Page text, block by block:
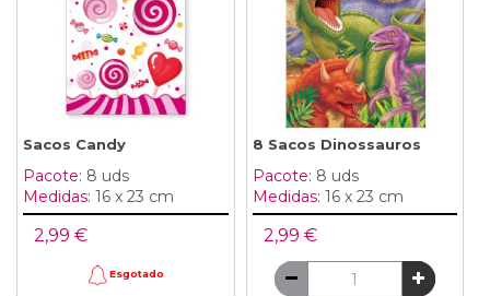
Sacos Candy
Pacote: 8 uds
Medidas: 16 x 23 cm
2,99 €
Esgotado
8 Sacos Dinossauros
Pacote: 8 uds
Medidas: 16 x 23 cm
2,99 €